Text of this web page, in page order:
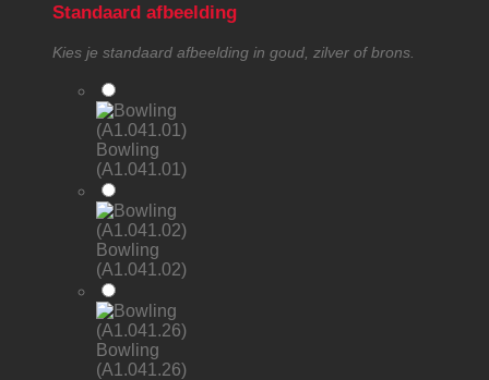
Standaard afbeelding
Kies je standaard afbeelding in goud, zilver of brons.
Bowling
(A1.041.01)
Bowling
(A1.041.02)
Bowling
(A1.041.26)